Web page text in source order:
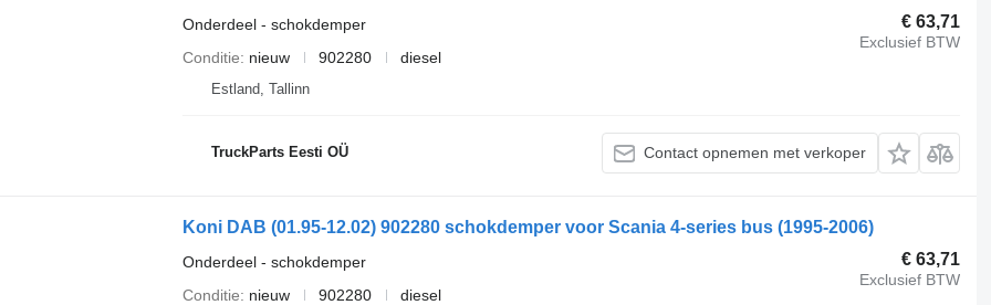
€ 63,71
Exclusief BTW
Onderdeel - schokdemper
Conditie
nieuw 902280 diesel
Estland, Tallinn
TruckParts Eesti OÜ Contact opnemen met verkoper
Koni DAB (01.95-12.02) 902280 schokdemper voor Scania 4-series bus (1995-2006)
€ 63,71
Exclusief BTW
Onderdeel - schokdemper
Conditie
nieuw 902280 diesel